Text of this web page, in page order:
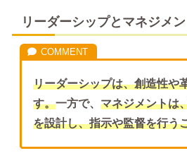
リーダーシップとマネジメ
リーダーシップは、創造性や
す。一方で、マネジメントは
を設計し、指示や監督を行う